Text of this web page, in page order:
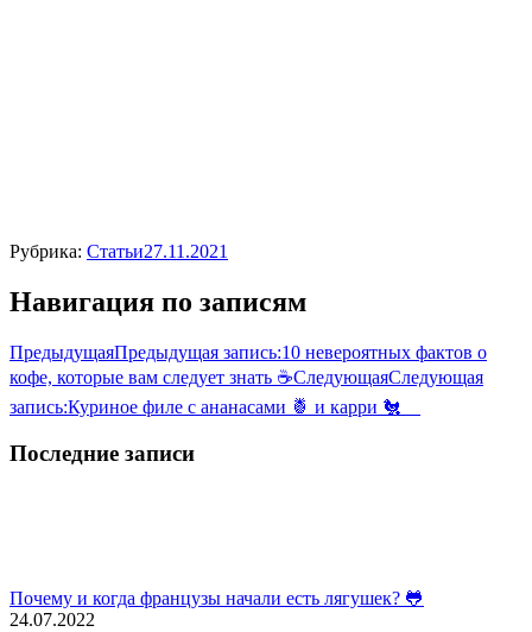
Рубрика: Статьи27.11.2021
Навигация по записям
ПредыдущаяПредыдущая запись:10 невероятных фактов о
кофе, которые вам следует знать ☕СледующаяСледующая
запись:Куриное филе с ананасами 🍍 и карри 🐔 ⠀
Последние записи
Почему и когда французы начали есть лягушек? 🐸
24.07.2022